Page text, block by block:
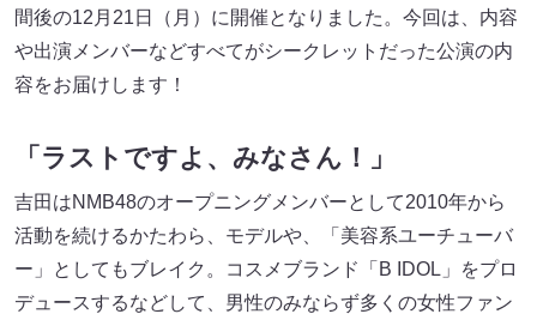
間後の12月21日（月）に開催となりました。今回は、内容
や出演メンバーなどすべてがシークレットだった公演の内
容をお届けします！
「ラストですよ、みなさん！」
吉田はNMB48のオープニングメンバーとして2010年から
活動を続けるかたわら、モデルや、「美容系ユーチューバ
ー」としてもブレイク。コスメブランド「B IDOL」をプロ
デュースするなどして、男性のみならず多くの女性ファン